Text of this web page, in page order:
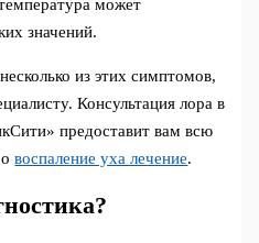
может
значений.
из этих симптомов,
Консультация лора в
предоставит вам всю
овоспаление уха лечение.